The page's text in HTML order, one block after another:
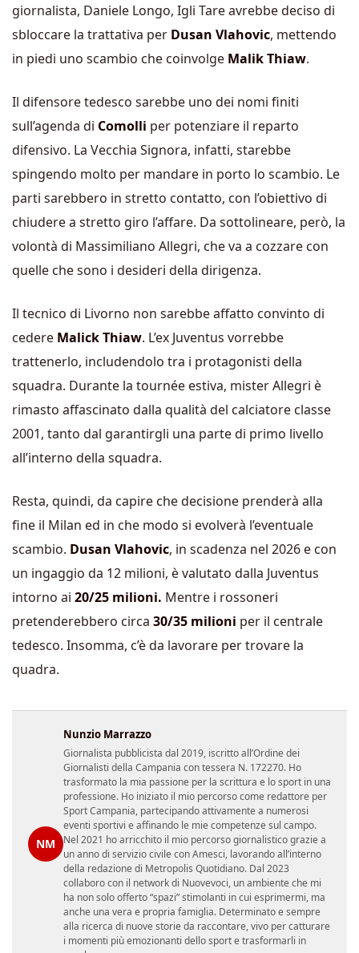
giornalista, Daniele Longo, Igli Tare avrebbe deciso di
sbloccare la trattativa per Dusan Vlahovic, mettendo
in piedi uno scambio che coinvolge Malik Thiaw.
Il difensore tedesco sarebbe uno dei nomi finiti
sull’agenda di Comolli per potenziare il reparto
difensivo. La Vecchia Signora, infatti, starebbe
spingendo molto per mandare in porto lo scambio. Le
parti sarebbero in stretto contatto, con l’obiettivo di
chiudere a stretto giro l’affare. Da sottolineare, però, la
volontà di Massimiliano Allegri, che va a cozzare con
quelle che sono i desideri della dirigenza.
Il tecnico di Livorno non sarebbe affatto convinto di
cedere Malick Thiaw. L’ex Juventus vorrebbe
trattenerlo, includendolo tra i protagonisti della
squadra. Durante la tournée estiva, mister Allegri è
rimasto affascinato dalla qualità del calciatore classe
2001, tanto dal garantirgli una parte di primo livello
all’interno della squadra.
Resta, quindi, da capire che decisione prenderà alla
fine il Milan ed in che modo si evolverà l’eventuale
scambio. Dusan Vlahovic, in scadenza nel 2026 e con
un ingaggio da 12 milioni, è valutato dalla Juventus
intorno ai 20/25 milioni. Mentre i rossoneri
pretenderebbero circa 30/35 milioni per il centrale
tedesco. Insomma, c’è da lavorare per trovare la
quadra.
NM
Nunzio Marrazzo
Giornalista pubblicista dal 2019, iscritto all’Ordine dei
Giornalisti della Campania con tessera N. 172270. Ho
trasformato la mia passione per la scrittura e lo sport in una
professione. Ho iniziato il mio percorso come redattore per
Sport Campania, partecipando attivamente a numerosi
eventi sportivi e affinando le mie competenze sul campo.
Nel 2021 ho arricchito il mio percorso giornalistico grazie a
un anno di servizio civile con Amesci, lavorando all’interno
della redazione di Metropolis Quotidiano. Dal 2023
collaboro con il network di Nuovevoci, un ambiente che mi
ha non solo offerto “spazi” stimolanti in cui esprimermi, ma
anche una vera e propria famiglia. Determinato e sempre
alla ricerca di nuove storie da raccontare, vivo per catturare
i momenti più emozionanti dello sport e trasformarli in